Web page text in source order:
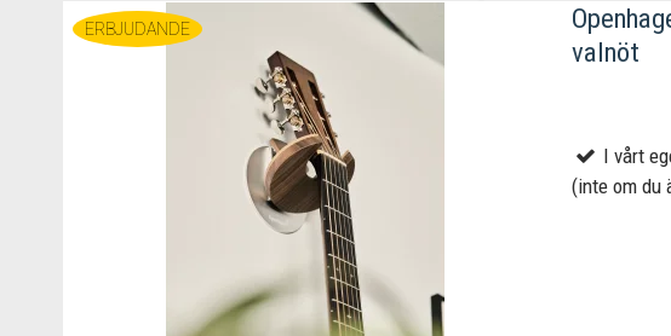
ERBJUDANDE
valnöt
I vårt
(inte om du